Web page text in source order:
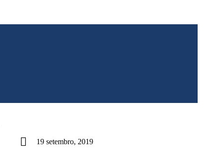
19 setembro, 2019